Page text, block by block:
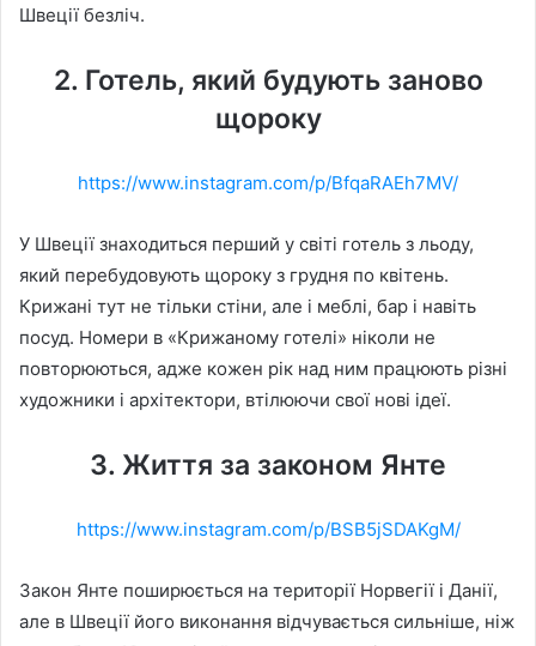
Швеції безліч.
2. Готель, який будують заново
щороку
https://www.instagram.com/p/BfqaRAEh7MV/
У Швеції знаходиться перший у світі готель з льоду,
який перебудовують щороку з грудня по квітень.
Крижані тут не тільки стіни, але і меблі, бар і навіть
посуд. Номери в «Крижаному готелі» ніколи не
повторюються, адже кожен рік над ним працюють різні
художники і архітектори, втілюючи свої нові ідеї.
3. Життя за законом Янте
https://www.instagram.com/p/BSB5jSDAKgM/
Закон Янте поширюється на території Норвегії і Данії,
але в Швеції його виконання відчувається сильніше, ніж